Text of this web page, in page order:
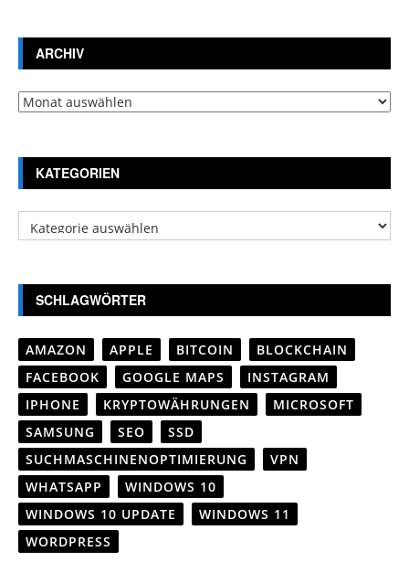
ARCHIV
Archiv
KATEGORIEN
Kategorien
SCHLAGWÖRTER
AMAZON APPLE BITCOIN
BLOCKCHAIN
FACEBOOK
GOOGLE MAPS
INSTAGRAM
IPHONE
KRYPTOWÄHRUNGEN
MICROSOFT
SAMSUNG
SEO
SSD
SUCHMASCHINENOPTIMIERUNG
VPN
WHATSAPP
WINDOWS 10
WINDOWS 10 UPDATE
WINDOWS 11
WORDPRESS